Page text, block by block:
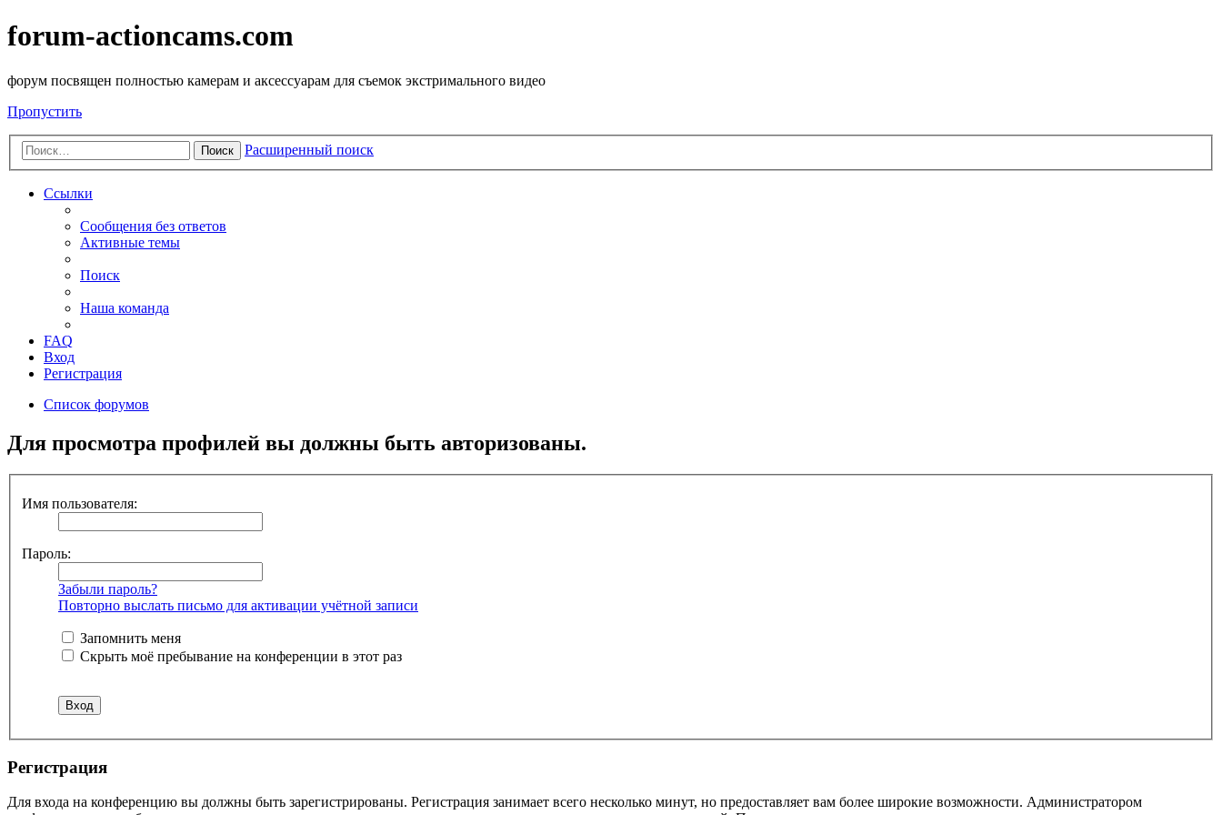
forum-actioncams.com
форум посвящен полностью камерам и аксессуарам для съемок экстримального видео
Пропустить
Поиск Расширенный поиск
Ссылки
Сообщения без ответов
Активные темы
Поиск
Наша команда
FAQ
Вход
Регистрация
Список форумов
Для просмотра профилей вы должны быть авторизованы.
Имя пользователя:
Пароль:
Забыли пароль?
Повторно выслать письмо для активации учётной записи
Запомнить меня
Скрыть моё пребывание на конференции в этот раз
Регистрация
Для входа на конференцию вы должны быть зарегистрированы. Регистрация занимает всего несколько минут, но предоставляет вам более широкие возможности. Администратором